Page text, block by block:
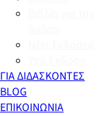
ΓΙΑ ΔΙΔΑΣΚΟΝΤΕΣ
BLOG
ΕΠΙΚΟΙΝΩΝΙΑ